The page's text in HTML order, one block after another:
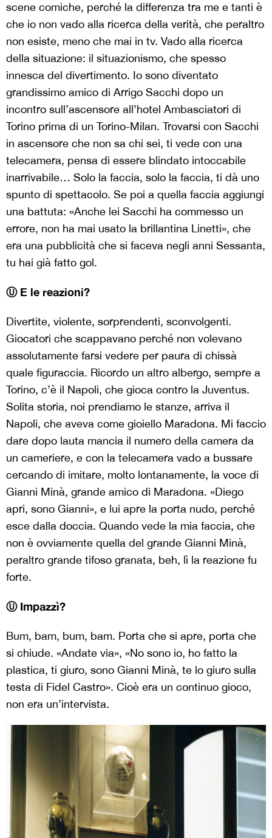
scene comiche, perché la differenza tra me e tanti è
che io non vado alla ricerca della verità, che peraltro
non esiste, meno che mai in tv. Vado alla ricerca
della situazione: il situazionismo, che spesso
innesca del divertimento. Io sono diventato
grandissimo amico di Arrigo Sacchi dopo un
incontro sull’ascensore all’hotel Ambasciatori di
Torino prima di un Torino-Milan. Trovarsi con Sacchi
in ascensore che non sa chi sei, ti vede con una
telecamera, pensa di essere blindato intoccabile
inarrivabile… Solo la faccia, solo la faccia, ti dà uno
spunto di spettacolo. Se poi a quella faccia aggiungi
una battuta: «Anche lei Sacchi ha commesso un
errore, non ha mai usato la brillantina Linetti», che
era una pubblicità che si faceva negli anni Sessanta,
tu hai già fatto gol.
Ⓤ E le reazioni?
Divertite, violente, sorprendenti, sconvolgenti.
Giocatori che scappavano perché non volevano
assolutamente farsi vedere per paura di chissà
quale figuraccia. Ricordo un altro albergo, sempre a
Torino, c’è il Napoli, che gioca contro la Juventus.
Solita storia, noi prendiamo le stanze, arriva il
Napoli, che aveva come gioiello Maradona. Mi faccio
dare dopo lauta mancia il numero della camera da
un cameriere, e con la telecamera vado a bussare
cercando di imitare, molto lontanamente, la voce di
Gianni Minà, grande amico di Maradona. «Diego
apri, sono Gianni», e lui apre la porta nudo, perché
esce dalla doccia. Quando vede la mia faccia, che
non è ovviamente quella del grande Gianni Minà,
peraltro grande tifoso granata, beh, lì la reazione fu
forte.
Ⓤ Impazzì?
Bum, bam, bum, bam. Porta che si apre, porta che
si chiude. «Andate via», «No sono io, ho fatto la
plastica, ti giuro, sono Gianni Minà, te lo giuro sulla
testa di Fidel Castro». Cioè era un continuo gioco,
non era un’intervista.